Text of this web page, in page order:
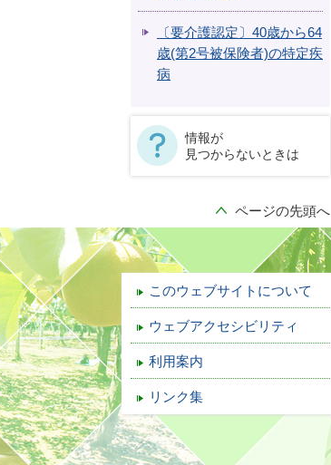
〔要介護認定〕40歳から64
歳(第2号被保険者)の特定疾
病
情報が
見つからないときは
ページの先頭へ
このウェブサイトについて
ウェブアクセシビリティ
利用案内
リンク集